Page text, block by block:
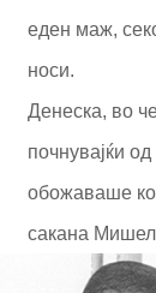
еден маж,
носи.
Денеска, во
почнувајќи
обожаваше
сакана